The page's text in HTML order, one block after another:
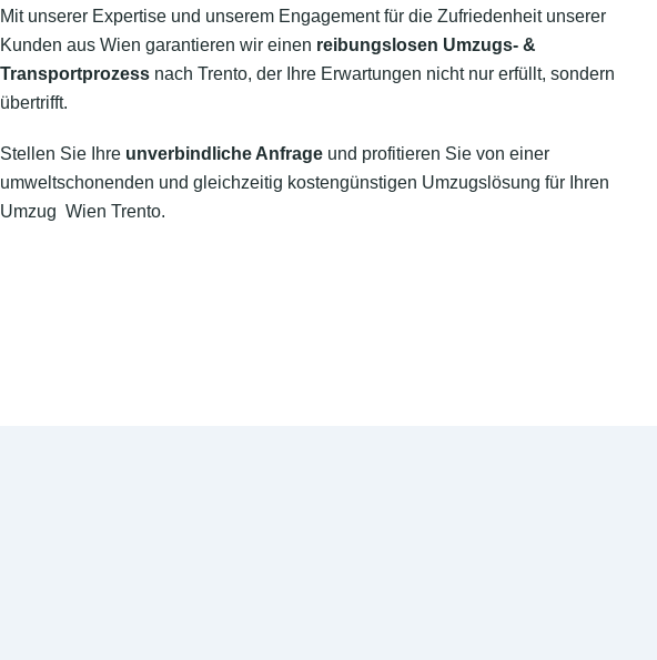
Mit unserer Expertise und unserem Engagement für die Zufriedenheit unserer
Kunden aus Wien garantieren wir einen reibungslosen Umzugs- &
Transportprozess nach Trento, der Ihre Erwartungen nicht nur erfüllt, sondern
übertrifft.
Stellen Sie Ihre unverbindliche Anfrage und profitieren Sie von einer
umweltschonenden und gleichzeitig kostengünstigen Umzugslösung für Ihren
Umzug Wien Trento.